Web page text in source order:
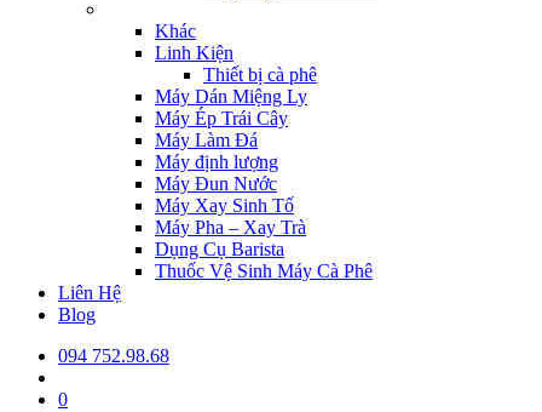
Khác
Linh Kiện
Thiết bị cà phê
Máy Dán Miệng Ly
Máy Ép Trái Cây
Máy Làm Đá
Máy định lượng
Máy Đun Nước
Máy Xay Sinh Tố
Máy Pha – Xay Trà
Dụng Cụ Barista
Thuốc Vệ Sinh Máy Cà Phê
Liên Hệ
Blog
094 752.98.68
0